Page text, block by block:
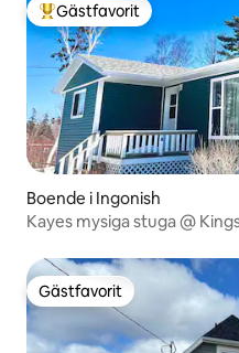
Populär gästfavorit
Gästfavorit
Boende i Ingonish
Kayes mysiga stuga @
Gästfavorit
Gästfavorit